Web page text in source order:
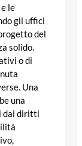
le
gli uffici
del
solido.
o di
Una
una
dai diritti